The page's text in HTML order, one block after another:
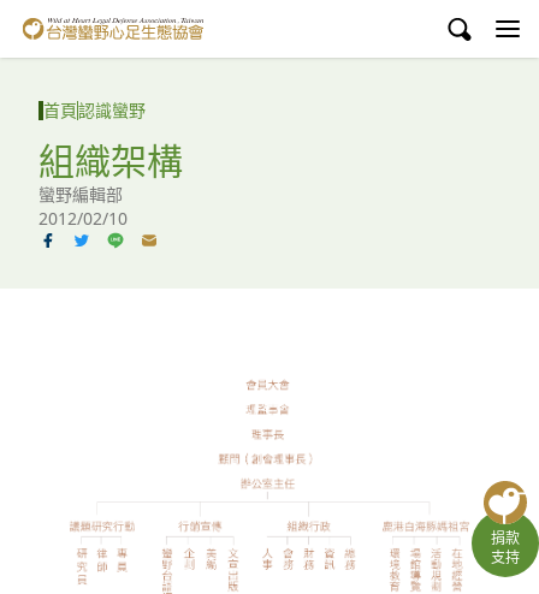
台灣蠻野心足生態協會
議題與行動
環境教育
白海豚媽祖宮
捐款
支持
首頁認識蠻野
組織架構
蠻野編輯部
2012/02/10